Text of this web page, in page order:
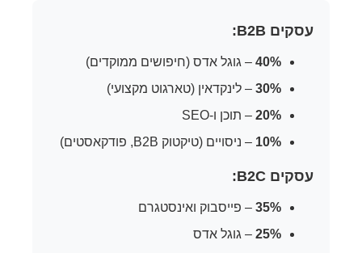
עסקים B2B:
40% – גוגל אדס (חיפושים ממוקדים)
30% – לינקדאין (טארגוט מקצועי)
20% – תוכן ו-SEO
10% – ניסויים (טיקטוק B2B, פודקאסטים)
עסקים B2C:
35% – פייסבוק ואינסטגרם
25% – גוגל אדס